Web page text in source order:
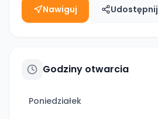
Nawiguj Udostępnij
Godziny otwarcia
Poniedziałek